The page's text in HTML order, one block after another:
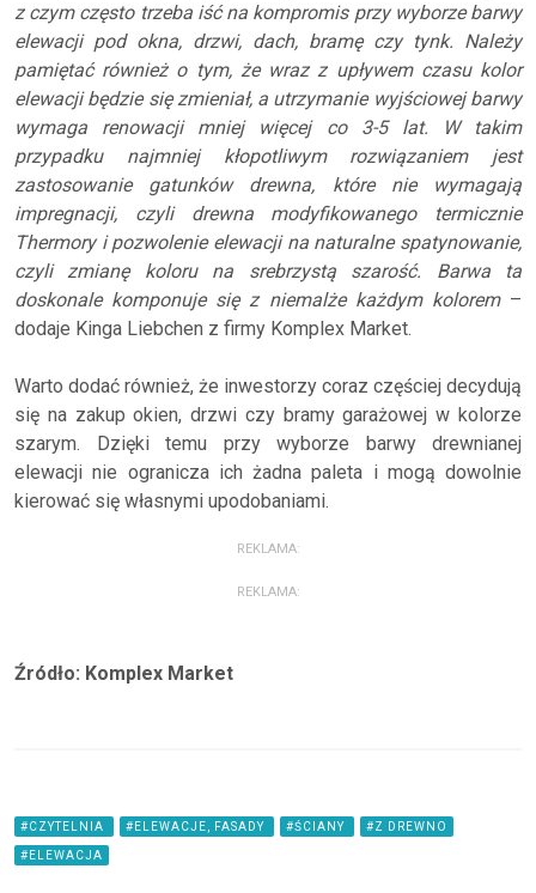
z czym często trzeba iść na kompromis przy wyborze barwy
elewacji pod okna, drzwi, dach, bramę czy tynk. Należy
pamiętać również o tym, że wraz z upływem czasu kolor
elewacji będzie się zmieniał, a utrzymanie wyjściowej barwy
wymaga renowacji mniej więcej co 3-5 lat. W takim
przypadku najmniej kłopotliwym rozwiązaniem jest
zastosowanie gatunków drewna, które nie wymagają
impregnacji, czyli drewna modyfikowanego termicznie
Thermory i pozwolenie elewacji na naturalne spatynowanie,
czyli zmianę koloru na srebrzystą szarość. Barwa ta
doskonale komponuje się z niemalże każdym kolorem–
dodaje Kinga Liebchen z firmy Komplex Market.
Warto dodać również, że inwestorzy coraz częściej decydują
się na zakup okien, drzwi czy bramy garażowej w kolorze
szarym. Dzięki temu przy wyborze barwy drewnianej
elewacji nie ogranicza ich żadna paleta i mogą dowolnie
kierować się własnymi upodobaniami.
REKLAMA:
REKLAMA:
Źródło: Komplex Market
#CZYTELNIA #ELEWACJE, FASADY #ŚCIANY #Z DREWNO
#ELEWACJA